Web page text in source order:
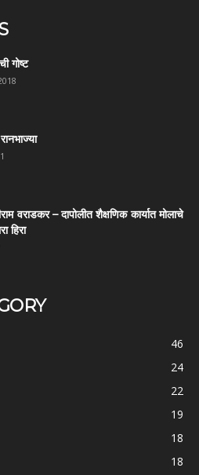
गोष्ट
वराडकर – दापोलीत शैक्षणिक कार्यात मोलाचे
हिरा
46
24
22
19
18
18